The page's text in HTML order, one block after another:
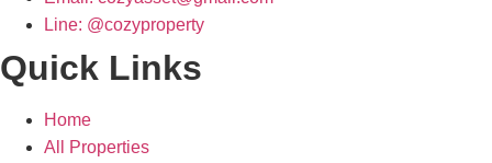
Line: @cozyproperty
Quick Links
Home
All Properties